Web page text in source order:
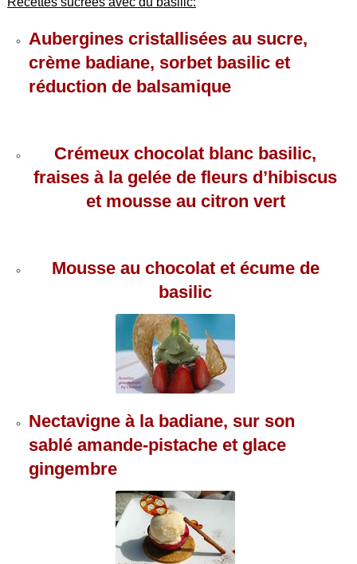
Aubergines cristallisées au sucre,
crème badiane, sorbet basilic et
réduction de balsamique
Crémeux chocolat blanc basilic,
fraises à la gelée de fleurs d’hibiscus
et mousse au citron vert
Mousse au chocolat et écume de
basilic
Nectavigne à la badiane, sur son
sablé amande-pistache et glace
gingembre